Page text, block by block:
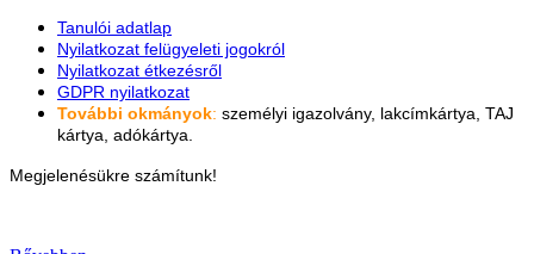
Tanulói adatlap
Nyilatkozat felügyeleti jogokról
Nyilatkozat étkezésről
GDPR nyilatkozat
További okmányok: személyi igazolvány, lakcímkártya, TAJ
kártya, adókártya.
Megjelenésükre számítunk!